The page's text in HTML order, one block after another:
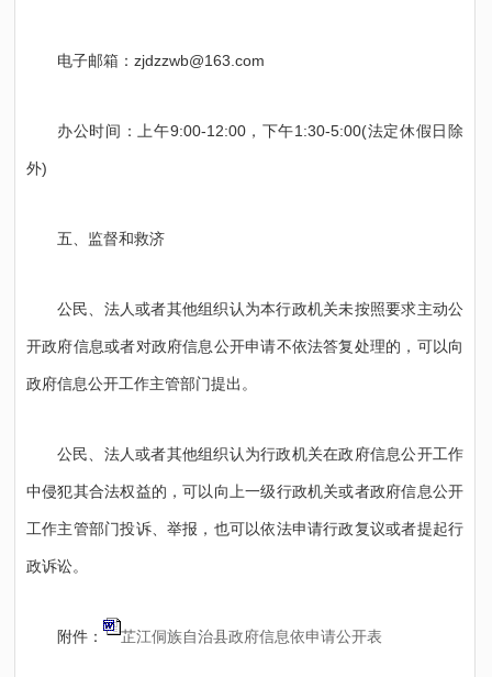
电子邮箱：zjdzzwb@163.com
办公时间：上午9:00-12:00，下午1:30-5:00(法定休假日除
外)
五、监督和救济
公民、法人或者其他组织认为本行政机关未按照要求主动公
开政府信息或者对政府信息公开申请不依法答复处理的，可以向
政府信息公开工作主管部门提出。
公民、法人或者其他组织认为行政机关在政府信息公开工作
中侵犯其合法权益的，可以向上一级行政机关或者政府信息公开
工作主管部门投诉、举报，也可以依法申请行政复议或者提起行
政诉讼。
附件： 芷江侗族自治县政府信息依申请公开表